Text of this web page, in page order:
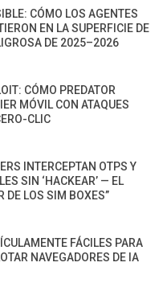
CÓMO LOS AGENTES
EN LA SUPERFICIE DE
DE 2025–2026
CÓMO PREDATOR
MÓVIL CON ATAQUES
CLIC
INTERCEPTAN OTPS Y
SIN ‘HACKEAR’ — EL
DE LOS SIM BOXES”
FÁCILES PARA
NAVEGADORES DE IA